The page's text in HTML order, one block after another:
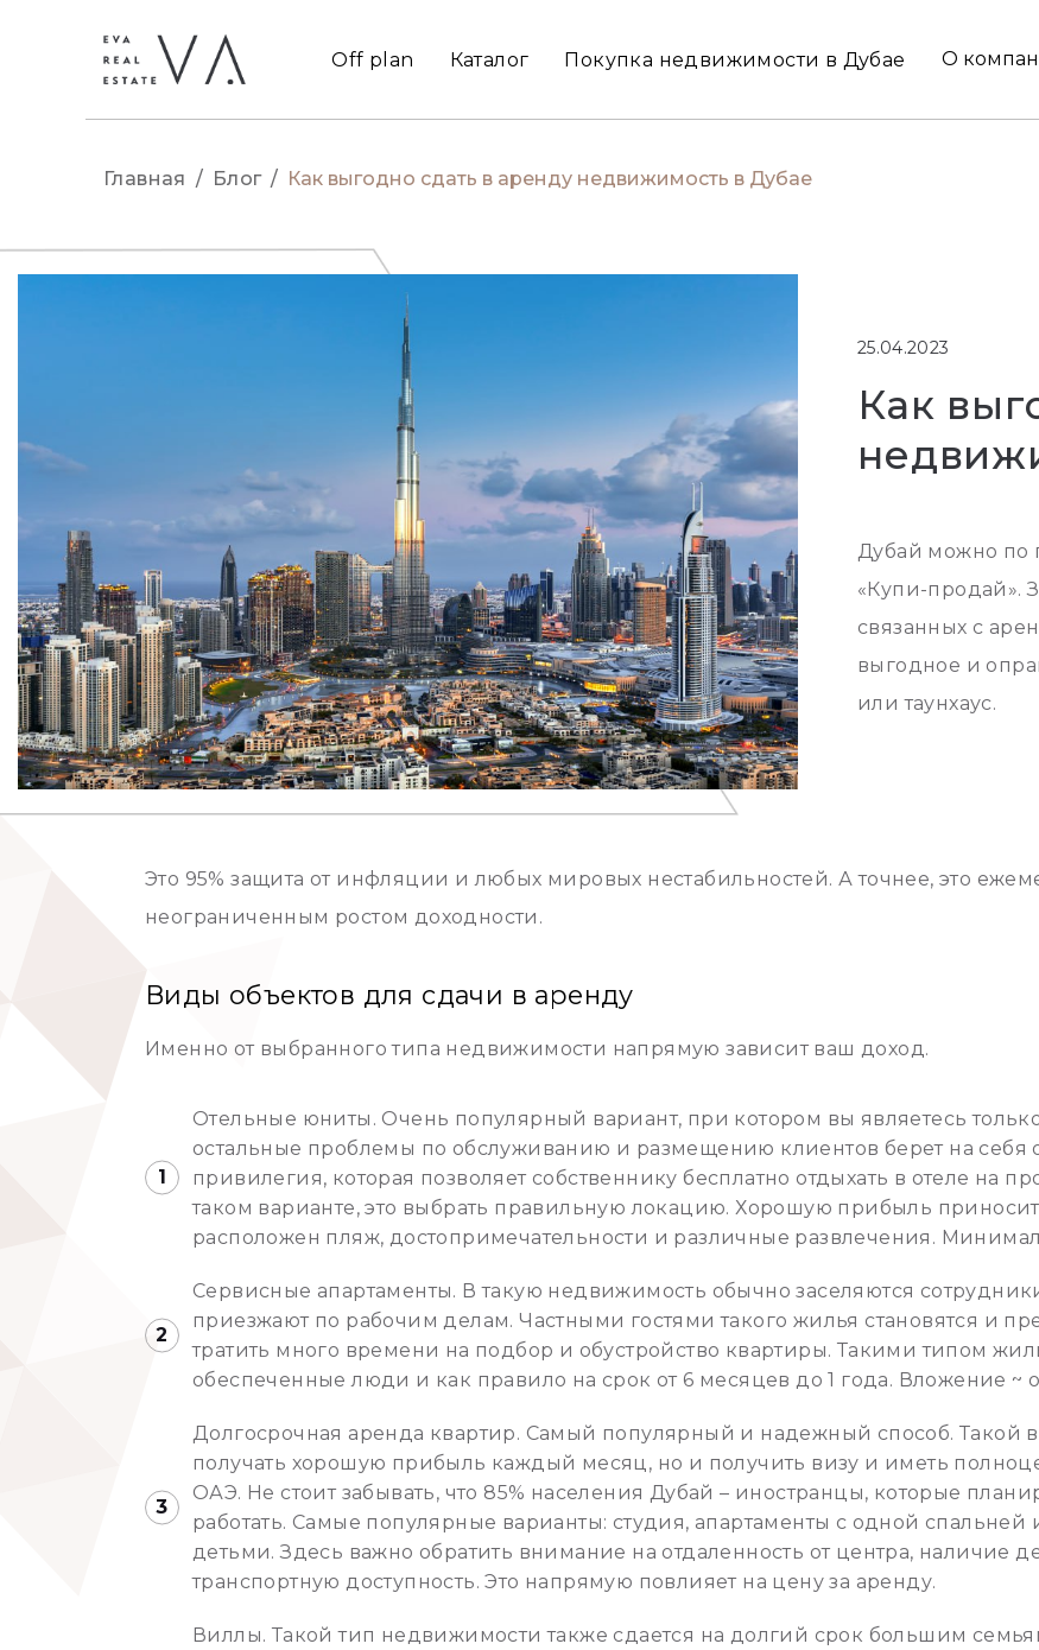
Off plan Каталог Покупка недвижимости в Дубае О
Главная / Блог / Как выгодно сдать в аренду недвижимость в Дубае
25.04.2023
Как
Дубай можно по
«Купи-продай».
связанных с
выгодное и
или таунхаус.
Это 95% защита от инфляции и любых мировых нестабильностей. А точнее, это
неограниченным ростом доходности.
Виды объектов для сдачи в аренду
Именно от выбранного типа недвижимости напрямую зависит ваш доход.
Отельные юниты. Очень популярный вариант, при котором вы являетесь
остальные проблемы по обслуживанию и размещению клиентов берет на себя
привилегия, которая позволяет собственнику бесплатно отдыхать в отеле на
таком варианте, это выбрать правильную локацию. Хорошую прибыль
расположен пляж, достопримечательности и различные развлечения.
Сервисные апартаменты. В такую недвижимость обычно заселяются
приезжают по рабочим делам. Частными гостями такого жилья становятся и
тратить много времени на подбор и обустройство квартиры. Такими типом
обеспеченные люди и как правило на срок от 6 месяцев до 1 года. Вложение ~
Долгосрочная аренда квартир. Самый популярный и надежный способ. Такой
получать хорошую прибыль каждый месяц, но и получить визу и иметь
ОАЭ. Не стоит забывать, что 85% населения Дубай – иностранцы, которые
работать. Самые популярные варианты: студия, апартаменты с одной
детьми. Здесь важно обратить внимание на отдаленность от центра, наличие
транспортную доступность. Это напрямую повлияет на цену за аренду.
Виллы. Такой тип недвижимости также сдается на долгий срок большим